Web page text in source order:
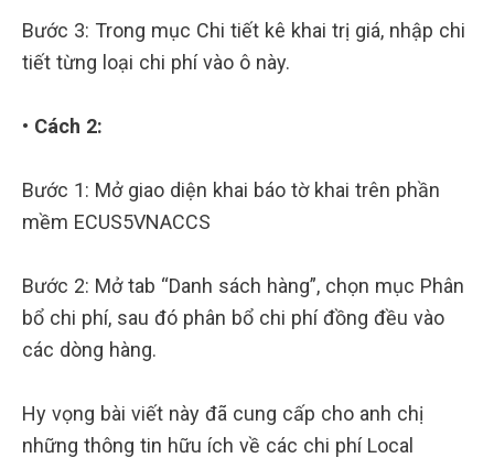
Bước 3: Trong mục Chi tiết kê khai trị giá, nhập chi
tiết từng loại chi phí vào ô này.
• Cách 2:
Bước 1: Mở giao diện khai báo tờ khai trên phần
mềm ECUS5VNACCS
Bước 2: Mở tab “Danh sách hàng”, chọn mục Phân
bổ chi phí, sau đó phân bổ chi phí đồng đều vào
các dòng hàng.
Hy vọng bài viết này đã cung cấp cho anh chị
những thông tin hữu ích về các chi phí Local